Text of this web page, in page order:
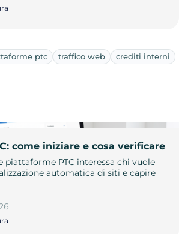
ptc traffico web crediti interni
come iniziare e cosa verificare
piattaforme PTC interessa chi vuole
automatica di siti e capire